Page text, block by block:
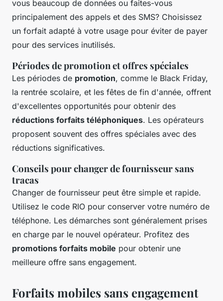
vous beaucoup de données ou faites-vous
principalement des appels et des SMS? Choisissez
un forfait adapté à votre usage pour éviter de payer
pour des services inutilisés.
Périodes de promotion et offres spéciales
Les périodes de promotion, comme le Black Friday,
la rentrée scolaire, et les fêtes de fin d'année, offrent
d'excellentes opportunités pour obtenir des
réductions forfaits téléphoniques. Les opérateurs
proposent souvent des offres spéciales avec des
réductions significatives.
Conseils pour changer de fournisseur sans
tracas
Changer de fournisseur peut être simple et rapide.
Utilisez le code RIO pour conserver votre numéro de
téléphone. Les démarches sont généralement prises
en charge par le nouvel opérateur. Profitez des
promotions forfaits mobile pour obtenir une
meilleure offre sans engagement.
Forfaits mobiles sans engagement